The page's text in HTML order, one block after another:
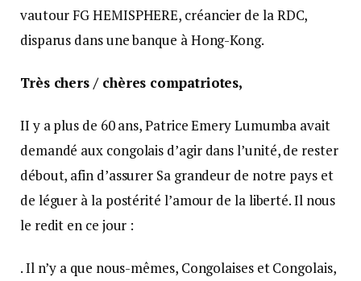
vautour FG HEMISPHERE, créancier de la RDC,
disparus dans une banque à Hong-Kong.
Très chers / chères compatriotes,
II y a plus de 60 ans, Patrice Emery Lumumba avait
demandé aux congolais d’agir dans l’unité, de rester
débout, afin d’assurer Sa grandeur de notre pays et
de léguer à la postérité l’amour de la liberté. Il nous
le redit en ce jour :
. Il n’y a que nous-mêmes, Congolaises et Congolais,